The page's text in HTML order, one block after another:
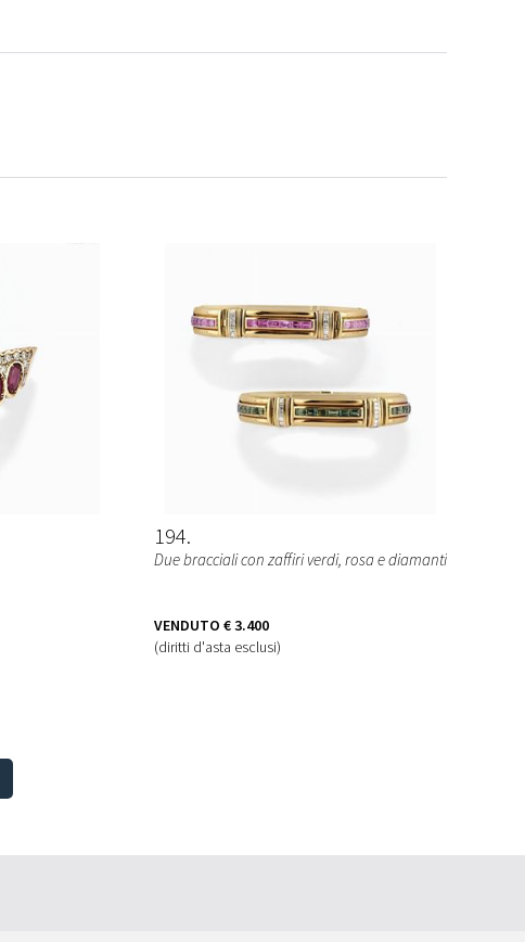
194
Due bracciali con zaffiri verdi, rosa e diamanti
VENDUTO € 3.400
(diritti d'asta esclusi)